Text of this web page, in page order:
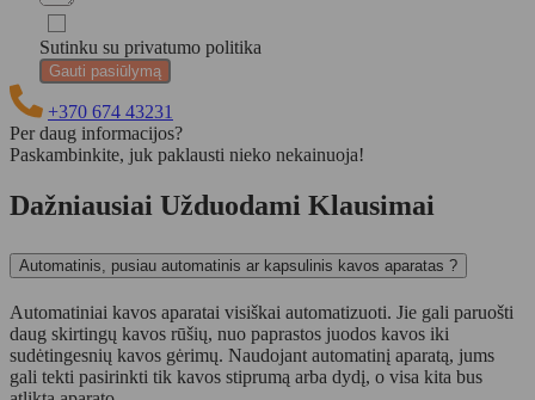
Sutinku su privatumo politika
Gauti pasiūlymą
+370 674 43231
Per daug informacijos?
Paskambinkite, juk paklausti nieko nekainuoja!
Dažniausiai Užduodami Klausimai
Automatinis, pusiau automatinis ar kapsulinis kavos aparatas ?
Automatiniai kavos aparatai visiškai automatizuoti. Jie gali paruošti
daug skirtingų kavos rūšių, nuo paprastos juodos kavos iki
sudėtingesnių kavos gėrimų. Naudojant automatinį aparatą, jums
gali tekti pasirinkti tik kavos stiprumą arba dydį, o visa kita bus